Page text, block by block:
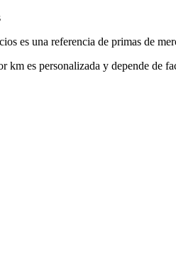
es una referencia de primas de
km es personalizada y depende de